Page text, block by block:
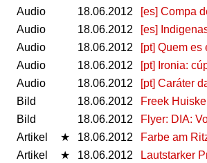
Audio 18.06.2012
[es] Compa
Audio 18.06.2012
[es]
Audio 18.06.2012
[pt] Quem
Audio 18.06.2012
[pt] Ironia:
Audio 18.06.2012
[pt] Caráter
Bild 18.06.2012
Freek
Bild 18.06.2012
Flyer: DIA:
Artikel ★ 18.06.2012
Farbe am
Artikel ★ 18.06.2012
Lautstarker